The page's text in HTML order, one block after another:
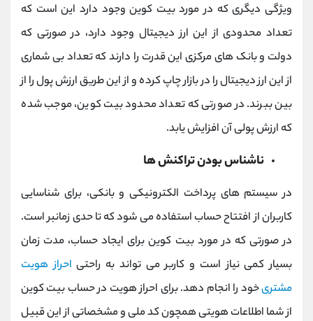
ویژگی دیگری که در مورد بیت کوین وجود دارد این است که
تعداد محدودی از این ارز دیجیتال وجود دارد، در صورتی که
دولت و بانک های مرکزی این قدرت را دارند که تعداد بی شماری
از این ارز دیجیتال را در بازار چاپ کرده و از این طریق ارزش پول را از
بین ببرند. در صورتی که تعداد محدود بیت کوین، موجب شده
که ارزش پولی آن افزایش یابد.
ناشناس بودن تراکنش ها
در سیستم های پرداخت الکترونیکی و بانکی، برای شناسایی
کاربران از افتتاح حساب استفاده می شود که تا حدی زمانبر است.
در صورتی که در مورد بیت کوین برای ایجاد حساب، مدت زمان
بسیار کمی نیاز است و کاربر می تواند به راحتی احراز هویت
مشتریخود را انجام دهد. برای احراز هویت در حساب بیت کوین
از شما اطلاعات هویتی همچون کد ملی و مشخصاتی از این قبیل